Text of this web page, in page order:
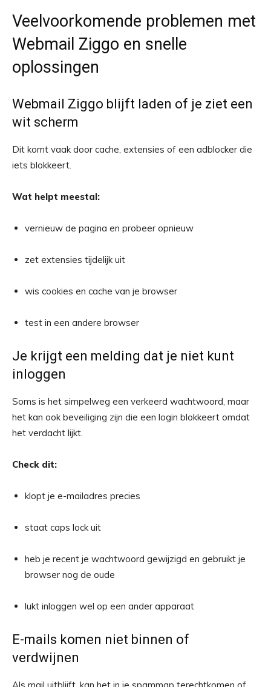
Veelvoorkomende problemen met
Webmail Ziggo en snelle
oplossingen
Webmail Ziggo blijft laden of je ziet een
wit scherm
Dit komt vaak door cache, extensies of een adblocker die
iets blokkeert.
Wat helpt meestal:
vernieuw de pagina en probeer opnieuw
zet extensies tijdelijk uit
wis cookies en cache van je browser
test in een andere browser
Je krijgt een melding dat je niet kunt
inloggen
Soms is het simpelweg een verkeerd wachtwoord, maar
het kan ook beveiliging zijn die een login blokkeert omdat
het verdacht lijkt.
Check dit:
klopt je e-mailadres precies
staat caps lock uit
heb je recent je wachtwoord gewijzigd en gebruikt je
browser nog de oude
lukt inloggen wel op een ander apparaat
E-mails komen niet binnen of
verdwijnen